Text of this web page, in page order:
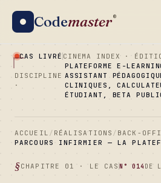
Codemaster®
CAS LIVRÉ CINEMA INDEX ·
DISCIPLINE
·
PLATEFORME E-
ASSISTANT
CLINIQUES,
ÉTUDIANT, BETA
ACCUEIL / RÉALISATIONS / BACK-
PARCOURS INFIRMIER — LA
CHAPITRE 01 · LE CAS N° 014 DE